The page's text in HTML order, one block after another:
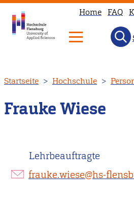
zum
Inhalt
Home FAQ
Startseite Hochschule
Frauke Wiese
Lehrbeauftragte
frauke.wiese@hs-